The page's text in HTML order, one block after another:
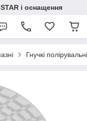
і оснащення
Гнучкі